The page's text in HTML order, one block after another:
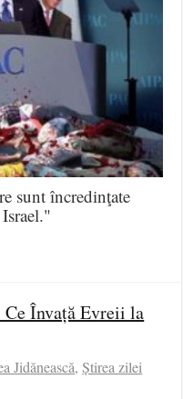
sunt încredinţate
Învață Evreii la
Jidănească,Știrea zilei